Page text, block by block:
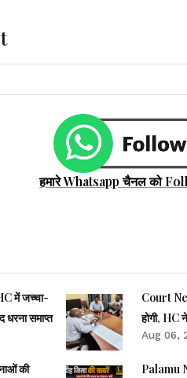
हमारे Whatsapp चैनल को
में जच्चा-
धरना समाप्त
की
Court
होगी, HC
Aug 06,
Palamu